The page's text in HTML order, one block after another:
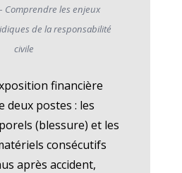
les enjeux
de la responsabilité
civile
financière
deux postes : les
(blessure) et les
consécutifs
après accident,